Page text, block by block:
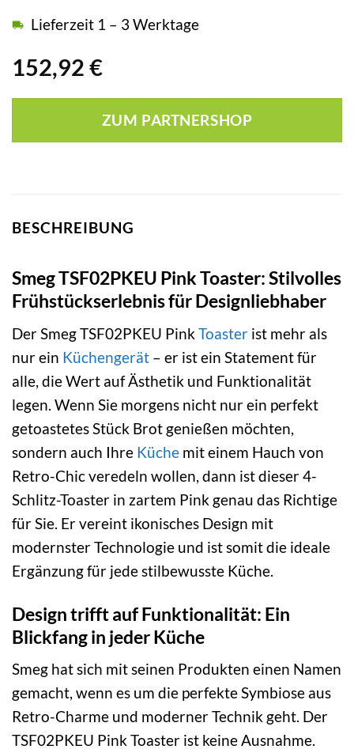
152,92 €
Lieferzeit 1 – 3 Werktage
ZUM PARTNERSHOP
BESCHREIBUNG
Smeg TSF02PKEU Pink Toaster: Stilvolles
Frühstückserlebnis für Designliebhaber
Der Smeg TSF02PKEU PinkToaster ist mehr als
nur ein Küchengerät – er ist ein Statement für
alle, die Wert auf Ästhetik und Funktionalität
legen. Wenn Sie morgens nicht nur ein perfekt
getoastetes Stück Brot genießen möchten,
sondern auch Ihre Küche mit einem Hauch von
Retro-Chic veredeln wollen, dann ist dieser 4-
Schlitz-Toaster in zartem Pink genau das Richtige
für Sie. Er vereint ikonisches Design mit
modernster Technologie und ist somit die ideale
Ergänzung für jede stilbewusste Küche.
Design trifft auf Funktionalität: Ein
Blickfang in jeder Küche
Smeg hat sich mit seinen Produkten einen Namen
gemacht, wenn es um die perfekte Symbiose aus
Retro-Charme und moderner Technik geht. Der
TSF02PKEU Pink Toaster ist keine Ausnahme.